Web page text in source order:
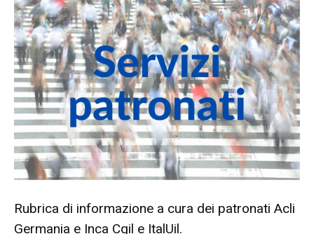
Rubrica di informazione a cura dei patronati Acli
Germania e Inca Cgil e ItalUil.